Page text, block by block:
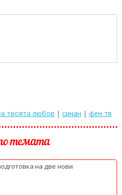
твоята любов | синан | фен тв
темата
на две нови